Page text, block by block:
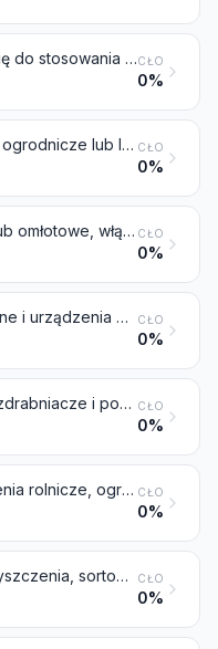
Części nadające się do stosowania wyłącznie lub głównie do urządzeń objętych pozycjami od 8425 do 8430CŁO
0%
Maszyny rolnicze, ogrodnicze lub leśne do przygotowywania lub uprawy gleby; walce do pielęgnacji trawników lub terenów sportowych CŁO
0%
Maszyny żniwne lub omłotowe, włączając prasy do belowania słomy lub paszy; kosiarki do trawy i do pozyskiwania siana; urządzenia do czyszczenia, sortowania lub klasyfikowania jaj, owoców lub pozostałych produktów rolnych, inne niż urządzenia objęte pozycją 8437 CŁO
0%
Dojarki mechaniczne i urządzenia mleczarskie CŁO
0%
Prasy, tłocznie, rozdrabniacze i podobne urządzenia stosowane w produkcji wina, jabłecznika, soków owocowych lub podobnych napojów CŁO
0%
Pozostałe urządzenia rolnicze, ogrodnicze, leśne, drobiarskie lub pszczelarskie, włączając kiełkowniki wyposażone w urządzenia mechaniczne lub cieplne; inkubatory i wylęgarnie drobiu CŁO
0%
Urządzenia do czyszczenia, sortowania lub klasyfikowania nasion, ziarna lub suszonych warzyw strączkowych; urządzenia stosowane w przemyśle zbożowym lub do obróbki zbóż, lub suszonych warzyw strączkowych, inne niż urządzenia stosowane w gospodarstwie rolnym CŁO
0%